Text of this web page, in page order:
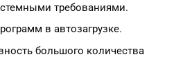
требованиями.
в автозагрузке.
большого количества